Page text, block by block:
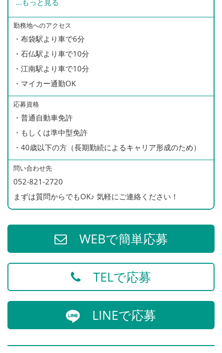
【年収例】
520万円／46歳・入社12年（主任）
390万円／32歳・入社5年
310万円／23歳・入社1年（ドライバー）
・残業手当（全額支給）
・家族手当(配偶者:月1万円/子1人:月5000円)
・無事故手当
※月3000円/無事故継続2年以上月5000円/5年以上月
8000円 等
・役職手当
・選任手当（運行管理者、整備管理者に支給）
・財形貯蓄制度
・退職金制度
・見舞金、慶弔金、結婚・出産祝い金等
・制服貸与、携帯貸与
・健康診断（全額会社負担）
・インフルエンザ予防接種（全額補助）
・資格取得支援制度
勤務地へのアクセス
・布袋駅より車で6分
・石仏駅より車で10分
・江南駅より車で10分
・マイカー通勤OK
応募資格
・普通自動車免許
・もしくは準中型免許
・40歳以下の方（長期勤続によるキャリア形成のため）
問い合わせ先
052-821-2720
まずは質問からでもOK♪ 気軽にご連絡ください！
WEBで簡単応募
TELで応募
LINEで応募